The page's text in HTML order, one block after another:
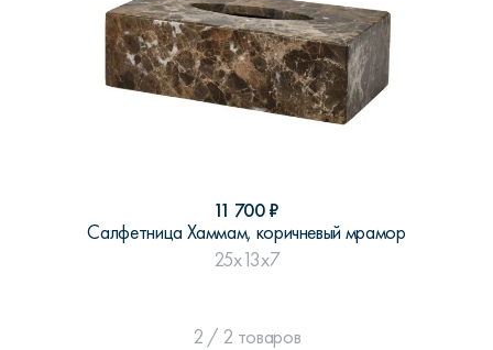
11 700₽
Салфетница Хаммам, коричневый мрамор
25x13x7
2 / 2 товаров